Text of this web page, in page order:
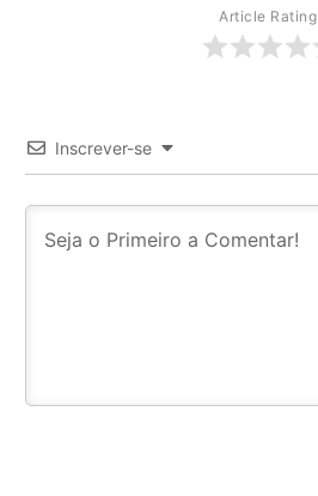
Article Rating
Inscrever-se